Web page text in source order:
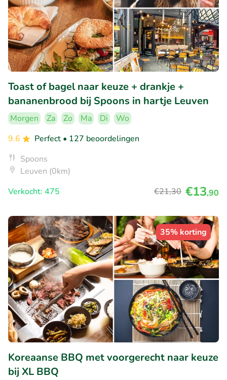
Toast of bagel naar keuze + drankje +
bananenbrood bij Spoons in hartje Leuven
Morgen Za Zo Ma Di
Wo
9.6
Perfect • 127 beoordelingen
Spoons
Leuven (0km)
Verkocht: 475
€21,30 €13,90
35% korting
Koreaanse BBQ met voorgerecht naar keuze
bij XL BBQ